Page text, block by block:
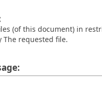
(of this document) in
The requested file.